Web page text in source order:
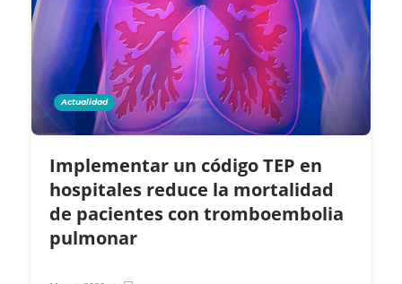
Actualidad
Implementar un código TEP en
hospitales reduce la mortalidad
de pacientes con tromboembolia
pulmonar